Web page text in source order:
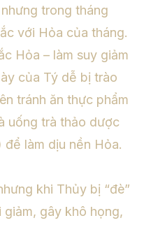
trong tháng
với Hỏa của tháng.
Hỏa – làm suy giảm
của Tý dễ bị trào
tránh ăn thực phẩm
uống trà thảo dược
làm dịu nền Hỏa.
khi Thủy bị “đè”
gây khô họng,